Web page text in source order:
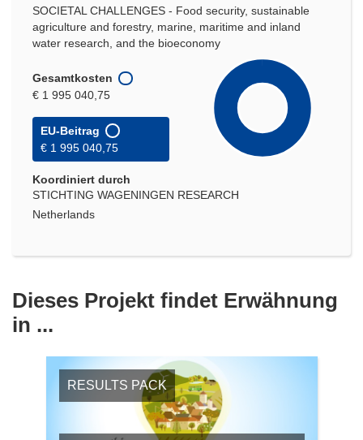
SOCIETAL CHALLENGES - Food security, sustainable
agriculture and forestry, marine, maritime and inland
water research, and the bioeconomy
Gesamtkosten
€ 1 995 040,75
EU-Beitrag
€ 1 995 040,75
Koordiniert durch
STICHTING WAGENINGEN RESEARCH
Netherlands
Dieses Projekt findet Erwähnung
in ...
RESULTS PACK